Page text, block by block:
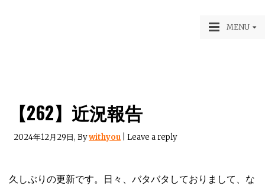
MENU
【262】近況報告
2024年12月29日, Bywithyou Leave a reply
久しぶりの更新です。日々、バタバタしておりまして、な